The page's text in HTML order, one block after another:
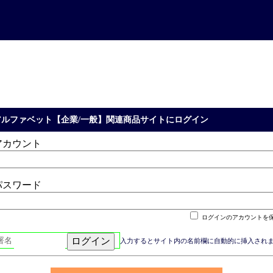
ファベット【企業/一般】関連商品サイトにログイン
カウント
スワード
ログインのアカウントを
名 入力するとサイト内の名前欄に自動的に挿入され